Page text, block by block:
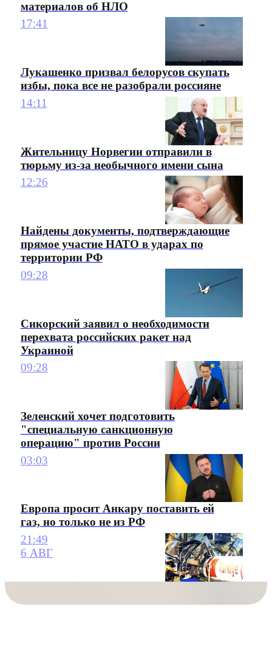
материалов об НЛО
17:41
Лукашенко призвал белорусов скупать
избы, пока все не разобрали россияне
14:11
Жительницу Норвегии отправили в
тюрьму из-за необычного имени сына
12:26
Найдены документы, подтверждающие
прямое участие НАТО в ударах по
территории РФ
09:28
Сикорский заявил о необходимости
перехвата российских ракет над
Украиной
09:28
Зеленский хочет подготовить
"специальную санкционную
операцию" против России
03:03
Европа просит Анкару поставить ей
газ, но только не из РФ
21:49
6 АВГ